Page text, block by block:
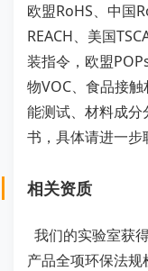
欧盟RoHS、中国
REACH、美国
装指令，欧盟
物VOC、食品接
能测试、材料成分
书，具体请进一步
相关资质
我们的实验室获
产品全项环保法